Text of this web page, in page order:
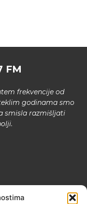
FM
frekvencije od
godinama smo
smisla razmišljati